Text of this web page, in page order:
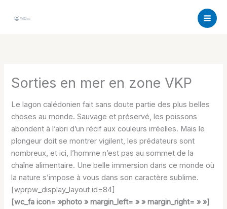
Sorties en mer en zone VKP
Le lagon calédonien fait sans doute partie des plus belles
choses au monde. Sauvage et préservé, les poissons
abondent à l’abri d’un récif aux couleurs irréelles. Mais le
plongeur doit se montrer vigilent, les prédateurs sont
nombreux, et ici, l’homme n’est pas au sommet de la
chaîne alimentaire. Une belle immersion dans ce monde où
la nature s’impose à vous dans son caractère sublime.
[wprpw_display_layout id=84]
[wc_fa icon= »photo » margin_left= » » margin_right= » »]